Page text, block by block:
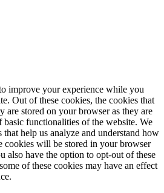
improve your experience while you
Out of these cookies, the cookies that
are stored on your browser as they are
functionalities of the website. We
help us analyze and understand how
cookies will be stored in your browser
also have the option to opt-out of these
of these cookies may have an effect